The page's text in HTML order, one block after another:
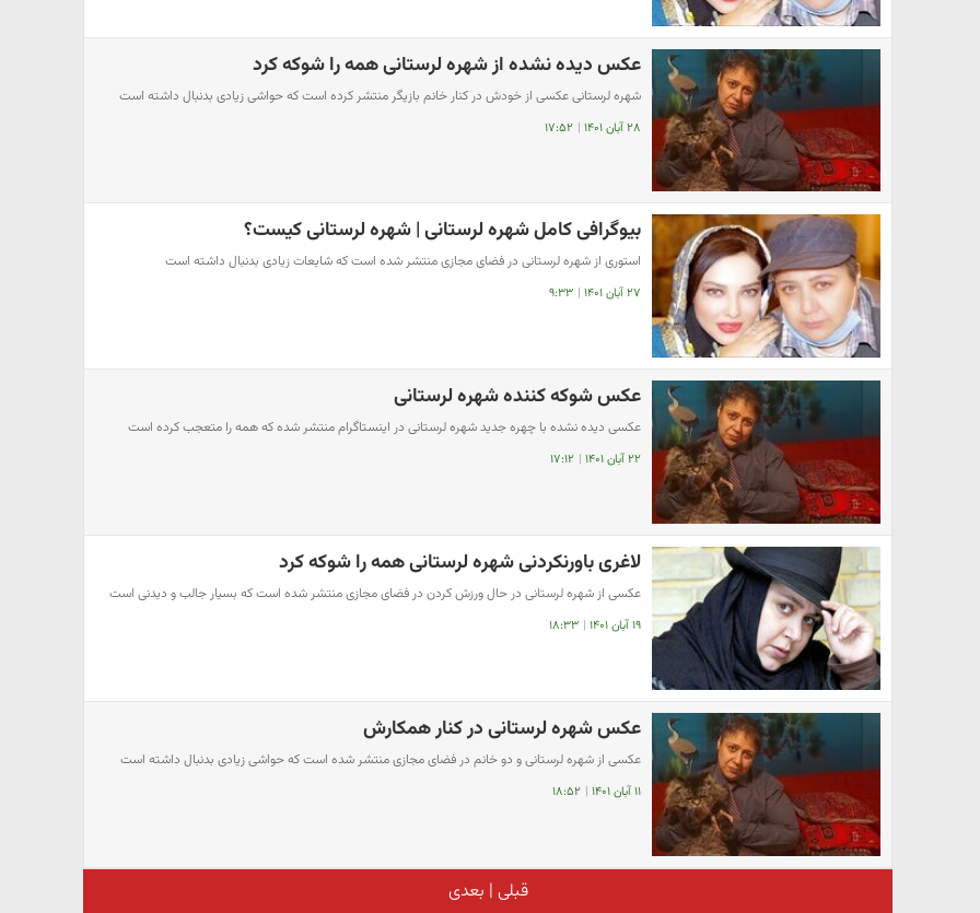
عکس دیده نشده از شهره لرستانی همه را شوکه کرد
شهره لرستانی عکسی از خودش در کنار خانم بازیگر منتشر کرده است که حواشی زیادی بدنبال داشته است
۲۸ آبان ۱۴۰۱ | ۱۷:۵۲
بیوگرافی کامل شهره لرستانی | شهره لرستانی کیست؟
استوری از شهره لرستانی در فضای مجازی منتشر شده است که شایعات زیادی بدنبال داشته است
۲۷ آبان ۱۴۰۱ | ۹:۳۳
عکس شوکه کننده شهره لرستانی
عکسی دیده نشده با چهره جدید شهره لرستانی در اینستاگرام منتشر شده که همه را متعجب کرده است
۲۲ آبان ۱۴۰۱ | ۱۷:۱۲
لاغری باورنکردنی شهره لرستانی همه را شوکه کرد
عکسی از شهره لرستانی در حال ورزش کردن در فضای مجازی منتشر شده است که بسیار جالب و دیدنی است
۱۹ آبان ۱۴۰۱ | ۱۸:۳۳
عکس شهره لرستانی در کنار همکارش
عکسی از شهره لرستانی و دو خانم در فضای مجازی منتشر شده است که حواشی زیادی بدنبال داشته است
۱۱ آبان ۱۴۰۱ | ۱۸:۵۲
قبلی | بعدی